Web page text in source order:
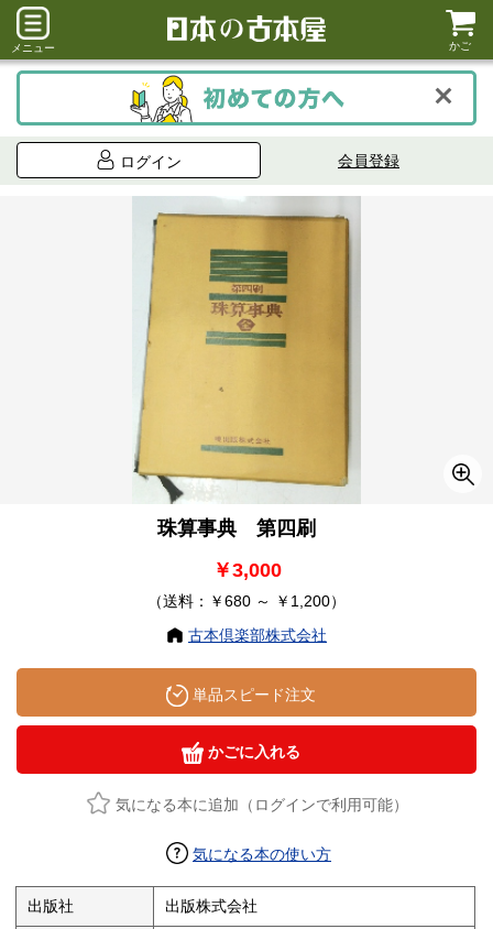
メニュー かご
ログイン 会員登録
珠算事典 第四刷
￥3,000
（送料：￥680 ～ ￥1,200）
古本倶楽部株式会社
単品スピード注文
かごに入れる
気になる本に追加（ログインで利用可能）
気になる本の使い方
出版社 出版株式会社